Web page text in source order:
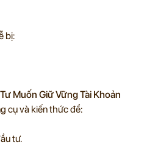
bị:
Muốn Giữ Vững Tài Khoản
cụ và kiến thức để:
tư.